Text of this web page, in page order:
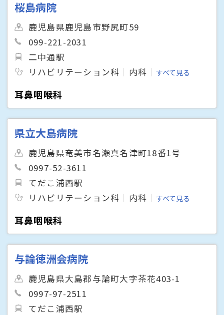
桜島病院
鹿児島県鹿児島市野尻町59
099-221-2031
二中通駅
リハビリテーション科
内科 すべて見る
耳鼻咽喉科
県立大島病院
鹿児島県奄美市名瀬真名津町18番1号
0997-52-3611
てだこ浦西駅
リハビリテーション科
内科 すべて見る
耳鼻咽喉科
与論徳洲会病院
鹿児島県大島郡与論町大字茶花403-1
0997-97-2511
てだこ浦西駅